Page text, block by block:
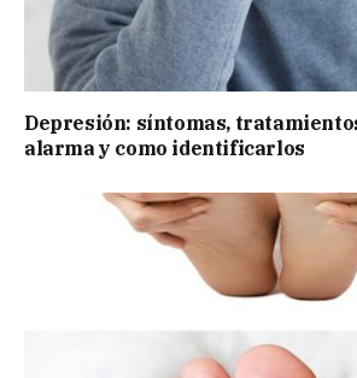
Depresión: síntomas,
alarma y como identificarlos